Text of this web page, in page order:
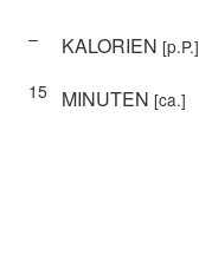
– KALORIEN [p.P.]
15
MINUTEN [ca.]